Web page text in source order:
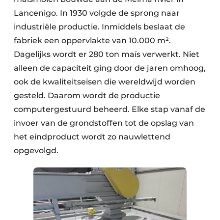
Lancenigo. In 1930 volgde de sprong naar
industriële productie. Inmiddels beslaat de
fabriek een oppervlakte van 10.000 m².
Dagelijks wordt er 280 ton maïs verwerkt. Niet
alleen de capaciteit ging door de jaren omhoog,
ook de kwaliteitseisen die wereld­wijd worden
gesteld. Daarom wordt de productie
computergestuurd beheerd. Elke stap vanaf de
invoer van de grondstoffen tot de opslag van
het eindproduct wordt zo nauwlettend
opgevolgd.